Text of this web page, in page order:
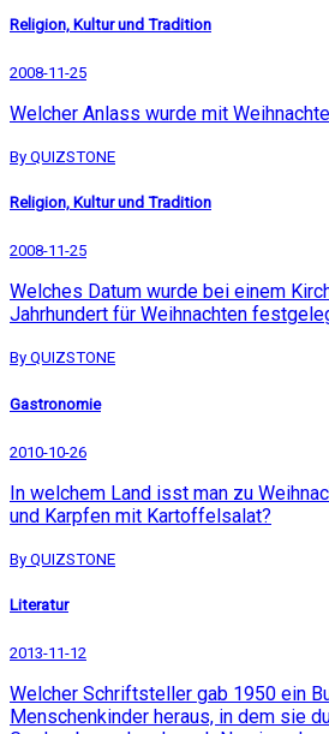
Religion, Kultur und Tradition
2008-11-25
Welcher Anlass wurde mit
By QUIZSTONE
Religion, Kultur und Tradition
2008-11-25
Welches Datum wurde bei einem
Jahrhundert für Weihnachten
By QUIZSTONE
Gastronomie
2010-10-26
In welchem Land isst man zu
und Karpfen mit Kartoffelsalat?
By QUIZSTONE
Literatur
2013-11-12
Welcher Schriftsteller gab 1950 ein
Menschenkinder heraus, in dem sie